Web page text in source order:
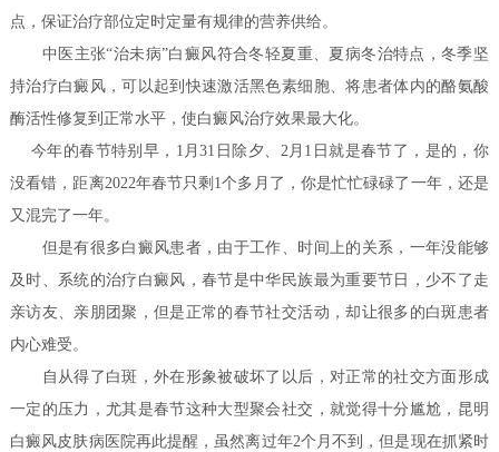
点，保证治疗部位定时定量有规律的营养供给。
中医主张“治未病”白癜风符合冬轻夏重、夏病冬治特点，冬季坚
持治疗白癜风，可以起到快速激活黑色素细胞、将患者体内的酪氨酸
酶活性修复到正常水平，使白癜风治疗效果最大化。
今年的春节特别早，1月31日除夕、2月1日就是春节了，是的，你
没看错，距离2022年春节只剩1个多月了，你是忙忙碌碌了一年，还是
又混完了一年。
但是有很多白癜风患者，由于工作、时间上的关系，一年没能够
及时、系统的治疗白癜风，春节是中华民族最为重要节日，少不了走
亲访友、亲朋团聚，但是正常的春节社交活动，却让很多的白斑患者
内心难受。
自从得了白斑，外在形象被破坏了以后，对正常的社交方面形成
一定的压力，尤其是春节这种大型聚会社交，就觉得十分尴尬，昆明
白癜风皮肤病医院再此提醒，虽然离过年2个月不到，但是现在抓紧时